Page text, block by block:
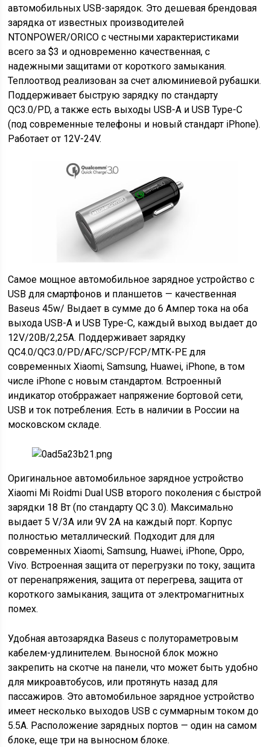
автомобильных USB-зарядок. Это дешевая брендовая
зарядка от известных производителей
NTONPOWER/ORICO с честными характеристиками
всего за $3 и одновременно качественная, c
надежными защитами от короткого замыкания.
Теплоотвод реализован за счет алюминиевой рубашки.
Поддерживает быструю зарядку по стандарту
QC3.0/PD, а также есть выходы USB-A и USB Type-C
(под современные телефоны и новый стандарт iPhone).
Работает от 12V-24V.
Самое мощное автомобильное зарядное устройство c
USB для смартфонов и планшетов — качественная
Baseus 45w/ Выдает в сумме до 6 Ампер тока на оба
выхода USB-A и USB Type-C, каждый выход выдает до
12V/20В/2,25А. Поддерживает зарядку
QC4.0/QC3.0/PD/AFC/SCP/FCP/MTK-PE для
современных Xiaomi, Samsung, Huawei, iPhone, в том
числе iPhone с новым стандартом. Встроенный
индикатор отобрражает напряжение бортовой сети,
USB и ток потребления. Есть в наличии в России на
московском складе.
Оригинальное автомобильное зарядное устройство
Xiaomi Mi Roidmi Dual USB второго поколения с быстрой
зарядки 18 Вт (по стандарту QC 3.0). Максимально
выдает 5 V/3A или 9V 2A на каждый порт. Корпус
полностью металлический. Подходит для для
современных Xiaomi, Samsung, Huawei, iPhone, Oppo,
Vivo. Встроенная защита от перегрузки по току, защита
от перенапряжения, защита от перегрева, защита от
короткого замыкания, защита от электромагнитных
помех.
Удобная автозарядка Baseus с полутораметровым
кабелем-удлинителем. Выносной блок можно
закрепить на скотче на панели, что может быть удобно
для микроавтобусов, или протянуть назад для
пассажиров. Это автомобильное зарядное устройство
имеет несколько выходов USB с суммарным током до
5.5A. Расположение зарядных портов — один на самом
блоке, еще три на выносном блоке.